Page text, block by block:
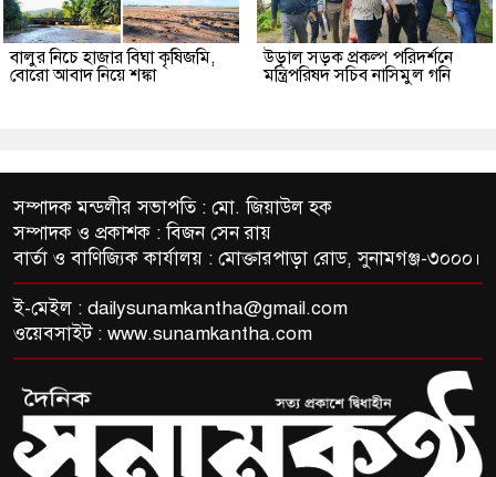
বালুর নিচে হাজার বিঘা কৃষিজমি,
বোরো আবাদ নিয়ে শঙ্কা
উড়াল সড়ক প্রকল্প পরিদর্শনে
মন্ত্রিপরিষদ সচিব নাসিমুল গনি
সম্পাদক মন্ডলীর সভাপতি : মো. জিয়াউল হক
সম্পাদক ও প্রকাশক : বিজন সেন রায়
বার্তা ও বাণিজ্যিক কার্যালয় : মোক্তারপাড়া রোড, সুনামগঞ্জ-৩০০০।
ই-মেইল : dailysunamkantha@gmail.com
ওয়েবসাইট : www.sunamkantha.com